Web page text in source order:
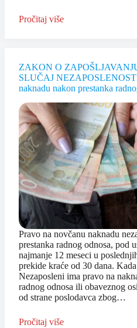
Pročitaj više
ZAKON O
SLUČAJ
naknadu nakon prestanka
Pravo na novčanu naknadu
prestanka radnog odnosa, pod
najmanje 12 meseci u
prekide kraće od 30 dana.
Nezaposleni ima pravo na
radnog odnosa ili obaveznog
od strane poslodavca zbog…
Pročitaj više